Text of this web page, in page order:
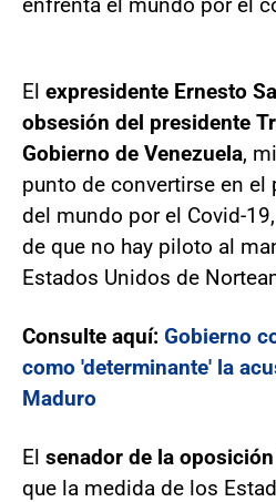
El expresidente Ernesto
obsesión del presidente
Gobierno de Venezuela,
punto de convertirse en el
del mundo por el Covid-
de que no hay piloto al
Estados Unidos de
Consulte aquí: Gobierno
como 'determinante' la
Maduro
El senador de la
que la medida de los